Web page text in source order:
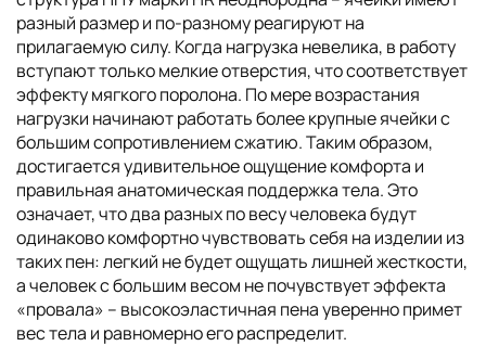
разный размер и по-разному реагируют на
прилагаемую силу. Когда нагрузка невелика, в работу
вступают только мелкие отверстия, что соответствует
эффекту мягкого поролона. По мере возрастания
нагрузки начинают работать более крупные ячейки с
большим сопротивлением сжатию. Таким образом,
достигается удивительное ощущение комфорта и
правильная анатомическая поддержка тела. Это
означает, что два разных по весу человека будут
одинаково комфортно чувствовать себя на изделии из
таких пен: легкий не будет ощущать лишней жесткости,
а человек с большим весом не почувствует эффекта
«провала» – высокоэластичная пена уверенно примет
вес тела и равномерно его распределит.